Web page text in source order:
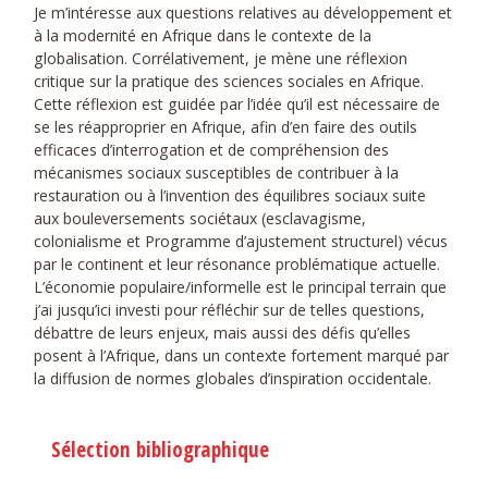
Je m’intéresse aux questions relatives au développement et
à la modernité en Afrique dans le contexte de la
globalisation. Corrélativement, je mène une réflexion
critique sur la pratique des sciences sociales en Afrique.
Cette réflexion est guidée par l’idée qu’il est nécessaire de
se les réapproprier en Afrique, afin d’en faire des outils
efficaces d’interrogation et de compréhension des
mécanismes sociaux susceptibles de contribuer à la
restauration ou à l’invention des équilibres sociaux suite
aux bouleversements sociétaux (esclavagisme,
colonialisme et Programme d’ajustement structurel) vécus
par le continent et leur résonance problématique actuelle.
L’économie populaire/informelle est le principal terrain que
j’ai jusqu’ici investi pour réfléchir sur de telles questions,
débattre de leurs enjeux, mais aussi des défis qu’elles
posent à l’Afrique, dans un contexte fortement marqué par
la diffusion de normes globales d’inspiration occidentale.
Sélection bibliographique